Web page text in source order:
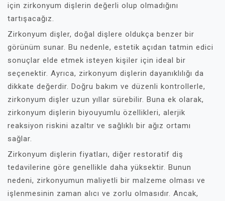
için zirkonyum dişlerin değerli olup olmadığını
tartışacağız.
Zirkonyum dişler, doğal dişlere oldukça benzer bir
görünüm sunar. Bu nedenle, estetik açıdan tatmin edici
sonuçlar elde etmek isteyen kişiler için ideal bir
seçenektir. Ayrıca, zirkonyum dişlerin dayanıklılığı da
dikkate değerdir. Doğru bakım ve düzenli kontrollerle,
zirkonyum dişler uzun yıllar sürebilir. Buna ek olarak,
zirkonyum dişlerin biyouyumlu özellikleri, alerjik
reaksiyon riskini azaltır ve sağlıklı bir ağız ortamı
sağlar.
Zirkonyum dişlerin fiyatları, diğer restoratif diş
tedavilerine göre genellikle daha yüksektir. Bunun
nedeni, zirkonyumun maliyetli bir malzeme olması ve
işlenmesinin zaman alıcı ve zorlu olmasıdır. Ancak,